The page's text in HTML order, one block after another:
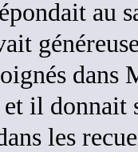
dans
il donnait
les